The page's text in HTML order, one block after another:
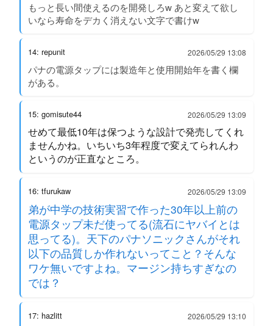
もっと長い間使えるのを開発しろw あと変えて欲し
いなら寿命をデカく消えない文字で書けw
14: repunit 2026/05/29 13:08
パナの電源タップには製造年と使用開始年を書く欄
がある。
15: gomisute44 2026/05/29 13:09
せめて最低10年は保つような設計で発売してくれ
ませんかね。いちいち3年程度で変えてられんわ
というのが正直なところ。
16: tfurukaw 2026/05/29 13:09
弟が中学の技術実習で作った30年以上前の
電源タップ未だ使ってる(流石にヤバイとは
思ってる)。天下のパナソニックさんがそれ
以下の品質しか作れないってこと？そんな
ワケ無いですよね。マージン持ちすぎなの
では？
17: hazlitt 2026/05/29 13:10